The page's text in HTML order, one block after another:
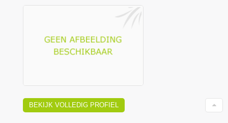
BEKIJK VOLLEDIG PROFIEL